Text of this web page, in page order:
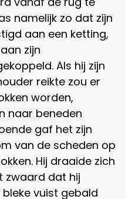
namelijk zo dat zijn
aan een ketting,
zijn
Als hij zijn
reikte zou er
worden,
naar beneden
gaf het zijn
van de scheden op
Hij draaide zich
zwaard dat hij
vuist gebald